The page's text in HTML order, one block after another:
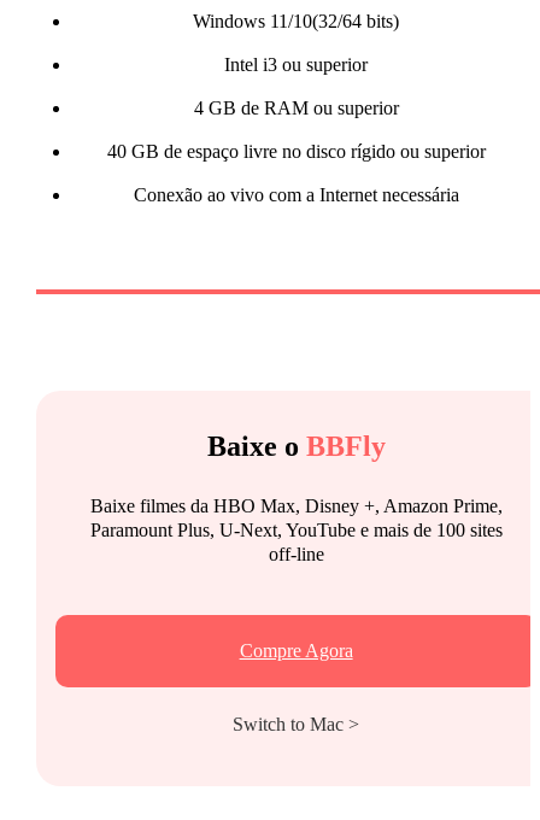
Windows 11/10(32/64 bits)
Intel i3 ou superior
4 GB de RAM ou superior
40 GB de espaço livre no disco rígido ou superior
Conexão ao vivo com a Internet necessária
Baixe o BBFly
Baixe filmes da HBO Max, Disney +, Amazon Prime,
Paramount Plus, U-Next, YouTube e mais de 100 sites
off-line
Compre Agora
Switch to Mac >